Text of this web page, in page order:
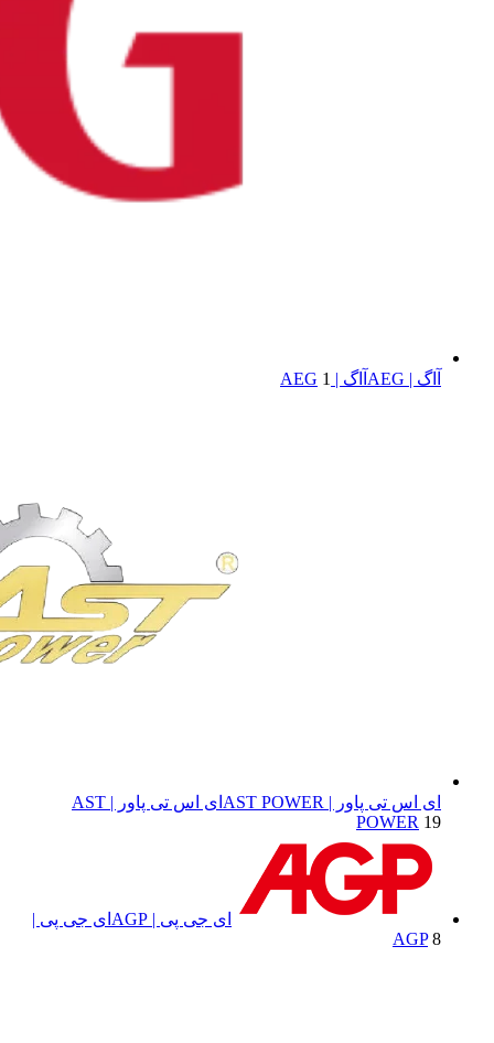
آاگ | AEG آاگ | AEG 1
ای اس تی پاور | AST POWER
ای اس تی پاور | AST
POWER 19
ای جی پی | AGP
ای جی پی |
AGP 8